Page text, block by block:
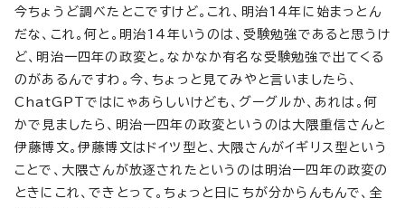
今ちょうど調べたとこですけど。これ、明治14年に始まっとん
だな、これ。何と。明治14年いうのは、受験勉強であると思うけ
ど、明治一四年の政変と。なかなか有名な受験勉強で出てくる
のがあるんですわ。今、ちょっと見てみやと言いましたら、
ChatGPTではにゃあらしいけども、グーグルか、あれは。何
かで見ましたら、明治一四年の政変というのは大隈重信さんと
伊藤博文。伊藤博文はドイツ型と、大隈さんがイギリス型という
ことで、大隈さんが放逐されたというのは明治一四年の政変の
ときにこれ、できとって。ちょっと日にちが分からんもんで、全